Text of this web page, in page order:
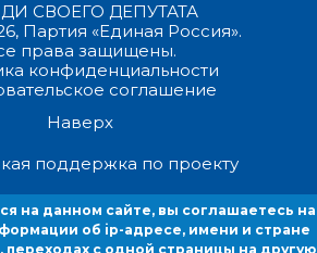
СВОЕГО ДЕПУТАТА
Партия «Единая Россия».
права защищены.
конфиденциальности
соглашение
Наверх
поддержка по проекту
на данном сайте, вы соглашаетесь на
об ip-адресе, имени и стране домена
с одной страницы на другую и cookies.
на данном сайте, вы соглашаетесь на
об ip-адресе, имени и стране
с одной страницы на другую